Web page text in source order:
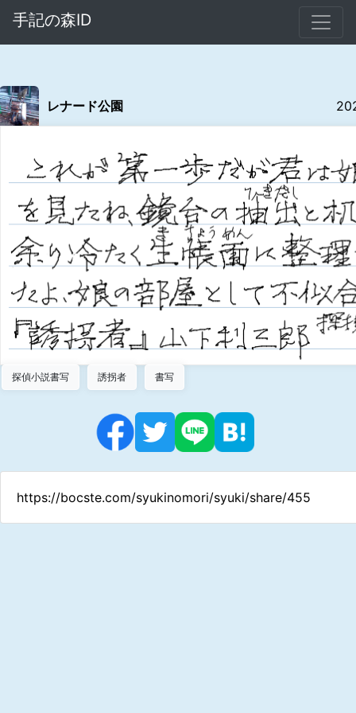
手記の森ID
レナード公園
探偵小説書写 誘拐者 書写
https://bocste.com/syukinomori/syuki/share/455